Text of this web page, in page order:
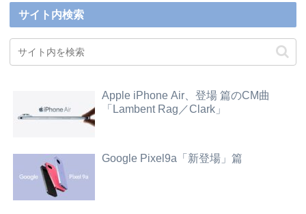
サイト内検索
Apple iPhone Air、登場 篇のCM曲
「Lambent Rag／Clark」
Google Pixel9a「新登場」篇